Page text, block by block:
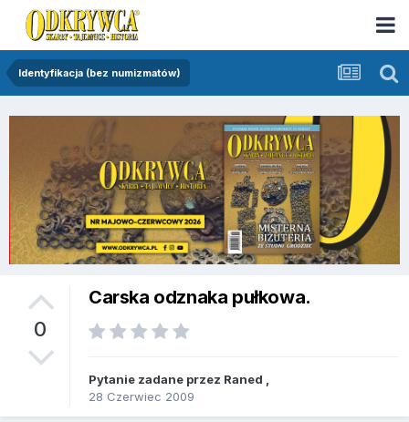
Identyfikacja (bez numizmatów)
0
Carska odznaka pułkowa.
Pytanie zadane przez Raned
28 Czerwiec 2009